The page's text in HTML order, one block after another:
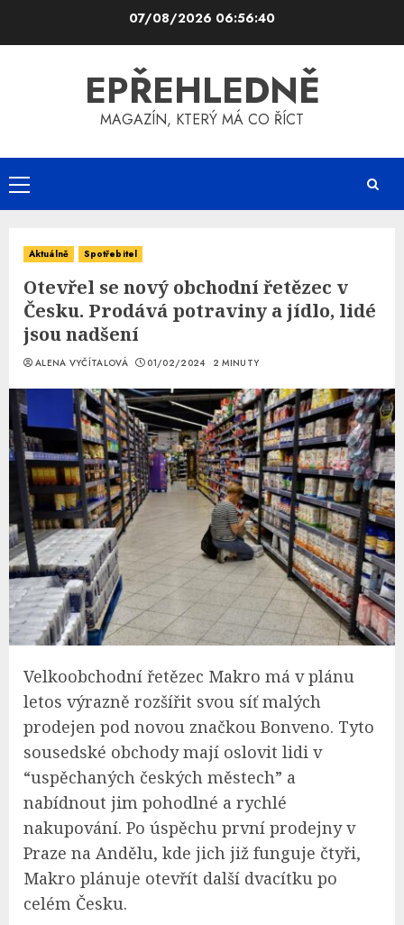
07/08/2026 06:56:40
EPŘEHLEDNĚ
MAGAZÍN, KTERÝ MÁ CO ŘÍCT
Primary
Menu
Aktuálně Spotřebitel
Otevřel se nový obchodní řetězec v
Česku. Prodává potraviny a jídlo, lidé
jsou nadšení
ALENA VYČÍTALOVÁ 01/02/2024 2 MINUTY
Velkoobchodní řetězec Makro má v plánu
letos výrazně rozšířit svou síť malých
prodejen pod novou značkou Bonveno. Tyto
sousedské obchody mají oslovit lidi v
“uspěchaných českých městech” a
nabídnout jim pohodlné a rychlé
nakupování. Po úspěchu první prodejny v
Praze na Andělu, kde jich již funguje čtyři,
Makro plánuje otevřít další dvacítku po
celém Česku.